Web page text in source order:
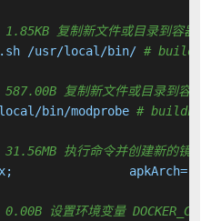
复制新文件或目录到容器中
/usr/local/bin/ #
复制新文件或目录到容器
bin/modprobe # buildkit
执行命令并创建新的镜像
-eux; 		apkArch=
设置环境变量